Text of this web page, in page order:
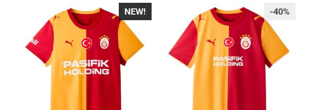
-40%
NEW! -40%